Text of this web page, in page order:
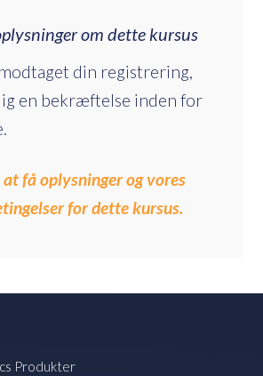
om dette kursus
din registrering,
en bekræftelse inden for
få oplysninger og vores
for dette kursus.
Produkter